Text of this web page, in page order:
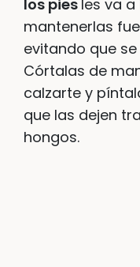
los pies les va
mantenerlas
evitando que
Córtalas de
calzarte y
que las dejen
hongos.